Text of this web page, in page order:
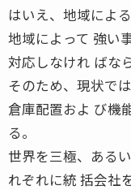
はいえ、地域によ
地域によって 強い
対応しなけれ ばな
そのため、現状で
倉庫配置およ び機
る。
世界を三極、ある
れぞれに統 括会社